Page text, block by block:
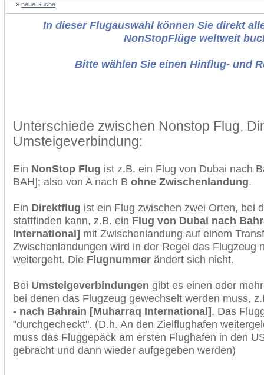
» neue Suche
In dieser Flugauswahl können Sie direkt
NonStopFlüge weltweit
Bitte wählen Sie einen Hinflug- und
Unterschiede zwischen Nonstop Flug,
Umsteigeverbindung:
Ein NonStop Flug ist z.B. ein Flug von Dubai nach
BAH]; also von A nach B ohne Zwischenlandung.
Ein Direktflug ist ein Flug zwischen zwei Orten, bei
stattfinden kann, z.B. ein Flug von Dubai nach
International] mit Zwischenlandung auf einem
Zwischenlandungen wird in der Regel das Flugzeug
weitergeht. Die Flugnummer ändert sich nicht.
Bei Umsteigeverbindungen gibt es einen oder
bei denen das Flugzeug gewechselt werden muss,
- nach Bahrain [Muharraq International]. Das
"durchgecheckt". (D.h. An den Zielflughafen
muss das Fluggepäck am ersten Flughafen in den
gebracht und dann wieder aufgegeben werden)